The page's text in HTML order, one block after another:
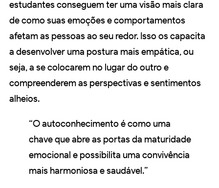
estudantes conseguem ter uma visão mais clara
de como suas emoções e comportamentos
afetam as pessoas ao seu redor. Isso os capacita
a desenvolver uma postura mais empática, ou
seja, a se colocarem no lugar do outro e
compreenderem as perspectivas e sentimentos
alheios.
“O autoconhecimento é como uma
chave que abre as portas da maturidade
emocional e possibilita uma convivência
mais harmoniosa e saudável.”